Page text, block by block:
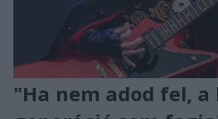
"Ha nem adod fel, a